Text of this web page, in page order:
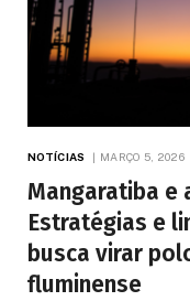
NOTÍCIAS MARÇO 5, 2026
Mangaratiba e
Estratégias e
busca virar
fluminense